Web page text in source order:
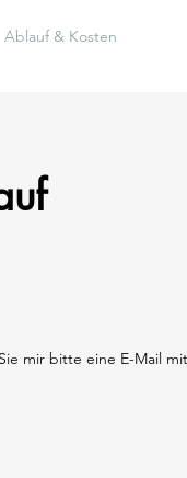
Ablauf & Kosten
mir bitte eine E-Mail